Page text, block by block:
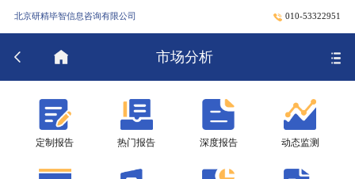
北京研精毕智信息咨询有限公司 010-53322951
市场分析
定制报告 热门报告 深度报告 动态监测